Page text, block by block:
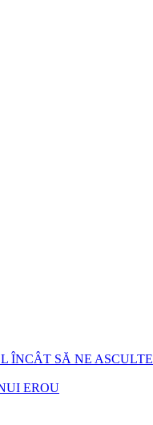
ÎNCÂT SĂ NE ASCULTE
EROU